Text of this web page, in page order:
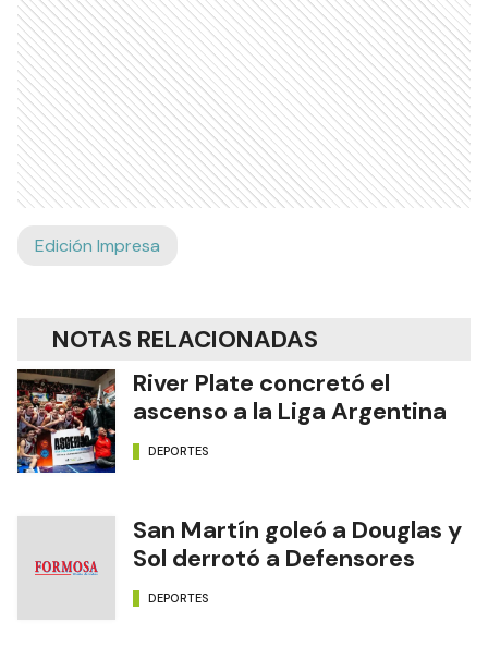
Edición Impresa
NOTAS RELACIONADAS
River Plate concretó el
ascenso a la Liga Argentina
DEPORTES
San Martín goleó a Douglas y
Sol derrotó a Defensores
DEPORTES